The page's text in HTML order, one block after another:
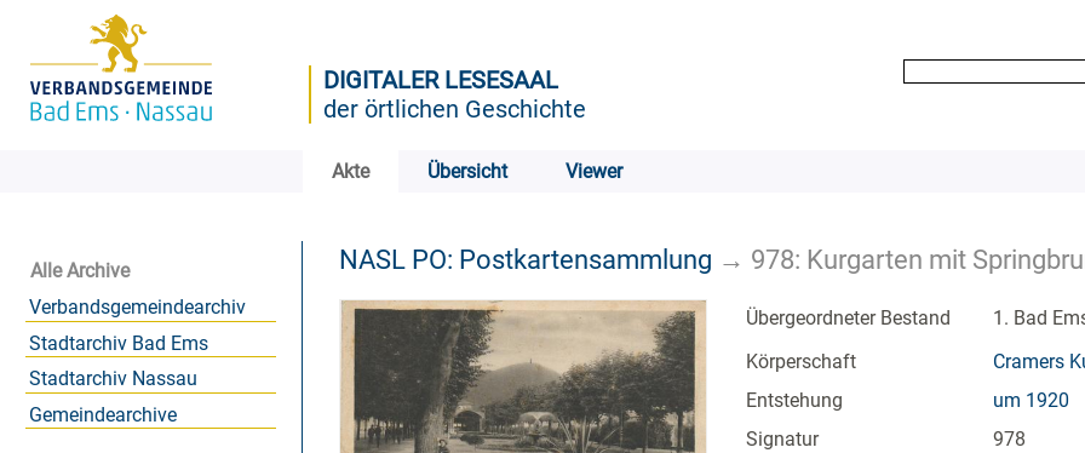
DIGITALER LESESAAL
der örtlichen Geschichte
Akte Übersicht Viewer
Alle Archive
Verbandsgemeindearchiv
Stadtarchiv Bad Ems
Stadtarchiv Nassau
Gemeindearchive
NASL PO: Postkartensammlung → 978: Kurgarten mit
Übergeordneter Bestand
1. Bad
Körperschaft
Cramers
Entstehung
um 1920
Signatur
978